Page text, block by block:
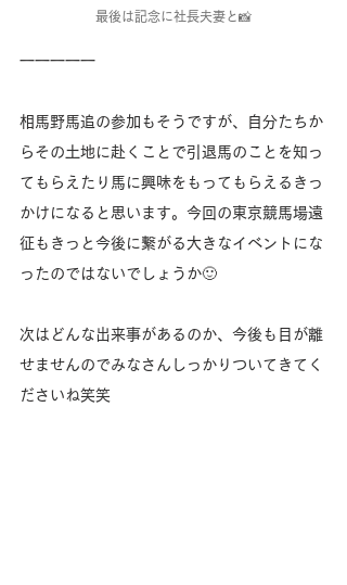
最後は記念に社長夫妻と📸
一一一一一
相馬野馬追の参加もそうですが、自分たちか
らその土地に赴くことで引退馬のことを知っ
てもらえたり馬に興味をもってもらえるきっ
かけになると思います。今回の東京競馬場遠
征もきっと今後に繋がる大きなイベントにな
ったのではないでしょうか🙂
次はどんな出来事があるのか、今後も目が離
せませんのでみなさんしっかりついてきてく
ださいね笑笑